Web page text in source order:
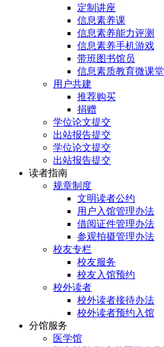
定制讲座
信息素养课
信息素养能力评测
信息素养手机游戏
带班图书馆员
信息素质教育微课堂
用户共建
推荐购买
捐赠
学位论文提交
出站报告提交
学位论文提交
出站报告提交
读者指南
规章制度
文明读者公约
用户入馆管理办法
借阅证件管理办法
参观拍摄管理办法
校友专栏
校友服务
校友入馆预约
校外读者
校外读者接待办法
校外读者预约入馆
分馆服务
医学馆